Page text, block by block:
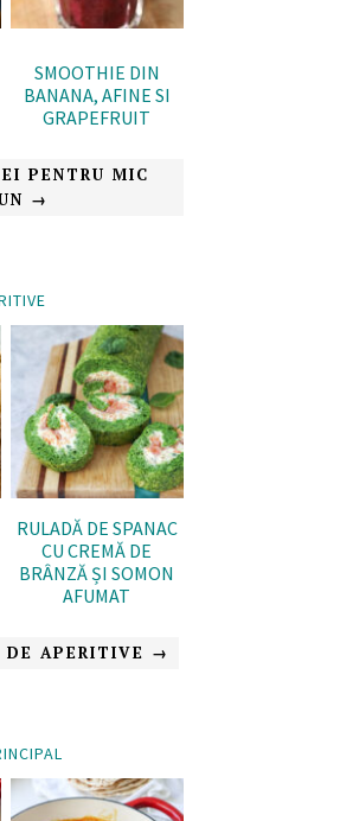
SMOOTHIE DIN
BANANA, AFINE SI
GRAPEFRUIT
PENTRU MIC
→
RULADĂ DE SPANAC
CU CREMĂ DE
BRÂNZĂ ȘI SOMON
AFUMAT
APERITIVE →